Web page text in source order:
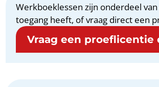
Werkboeklessen zijn onderdeel
toegang heeft, of vraag direct een
Vraag een proeflicentie